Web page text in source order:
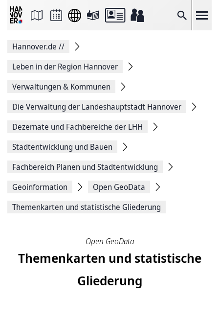
Suche
Seite
Facebook
teilen
Seitenlink
Seite
Hannover.de //
Leben in der Region Hannover
Verwaltungen & Kommunen
Die Verwaltung der Landeshauptstadt Hannover
Dezernate und Fachbereiche der LHH
Stadtentwicklung und Bauen
Fachbereich Planen und Stadtentwicklung
Geoinformation
Open GeoData
Themenkarten und statistische Gliederung
Open GeoData
Themenkarten und statistische
Gliederung